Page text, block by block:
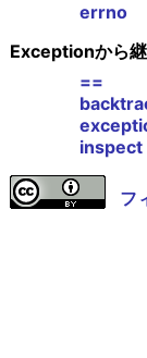
errno
Exceptionから
==
inspect
フ